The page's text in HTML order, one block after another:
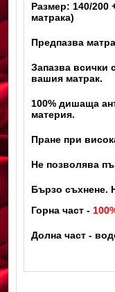
Размер: 140/200
матрака)
Предпазва
Запазва всички
вашия матрак.
100% дишаща
материя.
Пране при
Не позволява
Бързо съхнене.
Горна част -
Долна част -